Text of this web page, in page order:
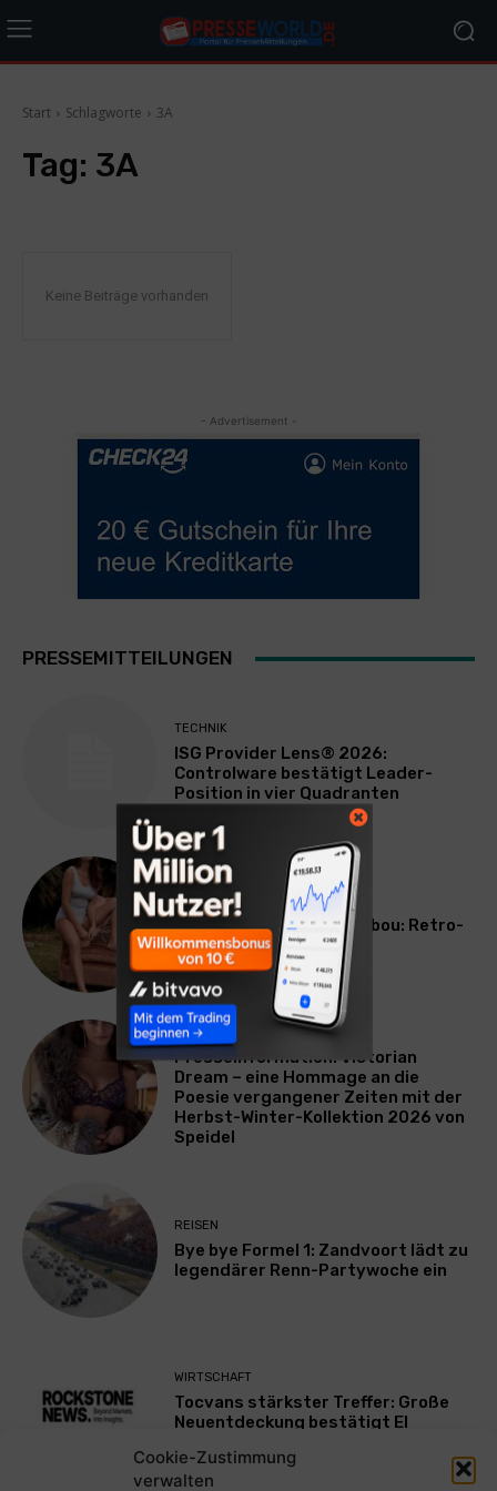
Cookie-Zustimmung
verwalten
Start Schlagworte 3A
Tag: 3A
Keine Beiträge vorhanden
- Advertisement -
PRESSEMITTEILUNGEN
TECHNIK
ISG Provider Lens® 2026:
Controlware bestätigt Leader-
Position in vier Quadranten
LIFESTYLE
Neue Speidel-Serie Bambou: Retro-
Poesie für den Alltag
LIFESTYLE
Presseinformation: Victorian
Dream – eine Hommage an die
Poesie vergangener Zeiten mit der
Herbst-Winter-Kollektion 2026 von
Speidel
REISEN
Bye bye Formel 1: Zandvoort lädt zu
legendärer Renn-Partywoche ein
WIRTSCHAFT
Tocvans stärkster Treffer: Große
Neuentdeckung bestätigt El